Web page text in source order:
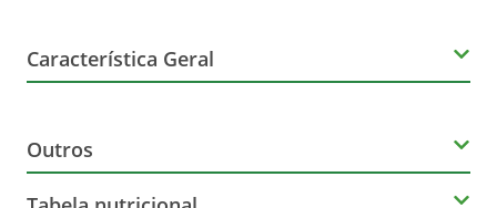
Artificial
Característica Geral
Belvita
Outros